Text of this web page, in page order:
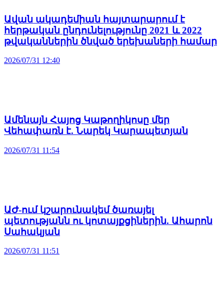
Ավան ակադեմիան հայտարարում է
հերթական ընդունելությունը 2021 և 2022
թվականներին ծնված երեխաների համար
2026/07/31 12:40
Ամենայն Հայոց Կաթողիկոսը մեր
Վեհափառն է. Նարեկ Կարապետյան
2026/07/31 11:54
ԱԺ-ում կշարունակեմ ծառայել
պետությանն ու կոտայքցիներին. Ահարոն
Սահակյան
2026/07/31 11:51